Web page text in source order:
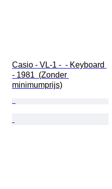
Casio - VL-1 -  - Keyboard
- 1981  (Zonder
minimumprijs)